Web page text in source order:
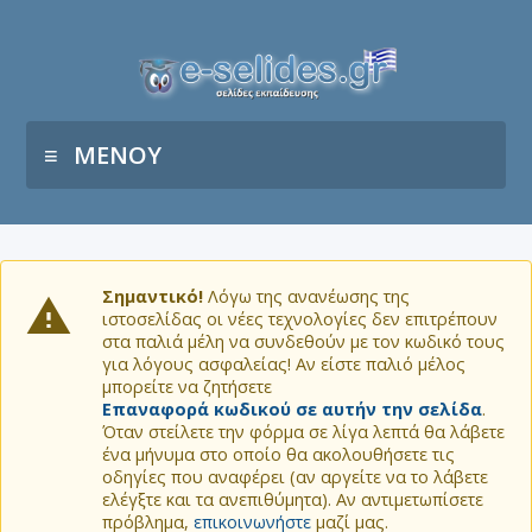
ΜΕΝΟΥ
Σημαντικό! Λόγω της ανανέωσης της
ιστοσελίδας οι νέες τεχνολογίες δεν επιτρέπουν
στα παλιά μέλη να συνδεθούν με τον κωδικό τους
για λόγους ασφαλείας! Αν είστε παλιό μέλος
μπορείτε να ζητήσετε
Επαναφορά κωδικού σε αυτήν την σελίδα.
Όταν στείλετε την φόρμα σε λίγα λεπτά θα λάβετε
ένα μήνυμα στο οποίο θα ακολουθήσετε τις
οδηγίες που αναφέρει (αν αργείτε να το λάβετε
ελέγξτε και τα ανεπιθύμητα). Αν αντιμετωπίσετε
πρόβλημα, επικοινωνήστε μαζί μας.